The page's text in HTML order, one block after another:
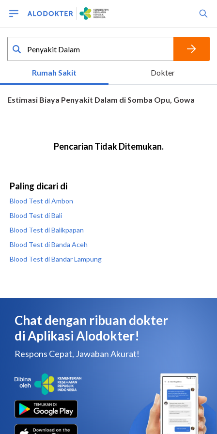
Paling dicari di
Blood Test di Ambon
Blood Test di Bali
Blood Test di Balikpapan
Blood Test di Banda Aceh
Blood Test di Bandar Lampung